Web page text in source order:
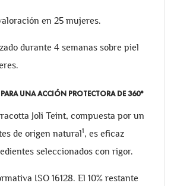
en 25 mujeres.
durante 4 semanas sobre piel
UNA ACCIÓN PROTECTORA DE 360°
Joli Teint, compuesta por un
de origen natural1, es eficaz
seleccionados con rigor.
ISO 16128. El 10% restante